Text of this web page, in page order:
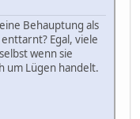
Behauptung als
Egal, viele
wenn sie
um Lügen handelt.